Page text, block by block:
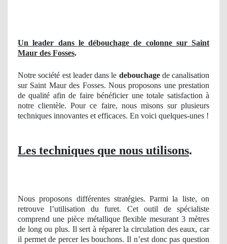
Un leader dans le débouchage de colonne sur Saint
Maur des Fosses.
Notre société est leader dans le debouchagede canalisation
sur Saint Maur des Fosses. Nous proposons une prestation
de qualité afin de faire bénéficier une totale satisfaction à
notre clientèle. Pour ce faire, nous misons sur plusieurs
techniques innovantes et efficaces. En voici quelques-unes !
Les techniques que nous utilisons.
Nous proposons différentes stratégies. Parmi la liste, on
retrouve l’utilisation du furet. Cet outil de spécialiste
comprend une pièce métallique flexible mesurant 3 mètres
de long ou plus. Il sert à réparer la circulation des eaux, car
il permet de percer les bouchons. Il n’est donc pas question